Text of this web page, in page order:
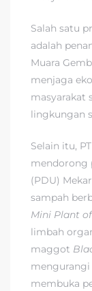
Salah satu
adalah
Muara
menjaga
masyarakat
lingkungan
Selain itu,
mendorong
(PDU)
sampah
Mini Plant
limbah
maggot
membuka